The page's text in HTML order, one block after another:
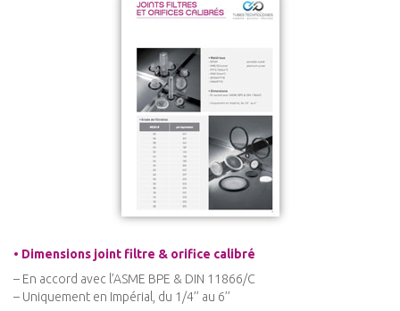
• Dimensions joint filtre & orifice calibré
– En accord avec l’ASME BPE & DIN 11866/C
– Uniquement en Impérial, du 1/4’’ au 6’’